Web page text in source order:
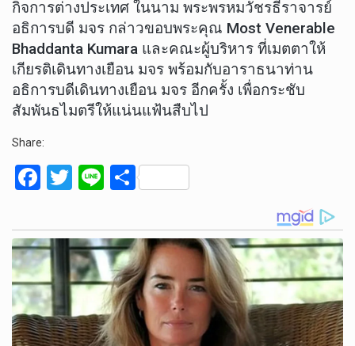
กิจการต่างประเทศ ในนาม พระพรหมวัชรธีราจารย์
อธิการบดี มจร กล่าวขอบพระคุณ Most Venerable
Bhaddanta Kumara และคณะผู้บริหาร ที่เมตตาให้
เกียรติเดินทางเยือน มจร พร้อมกับอาราธนาท่าน
อธิการบดีเดินทางเยือน มจร อีกครั้ง เพื่อกระชับ
สัมพันธไมตรีให้แน่นแฟ้นสืบไป
Share:
F
ce
b
o
o
k
T
tt
er
Li
e
S
ar
e